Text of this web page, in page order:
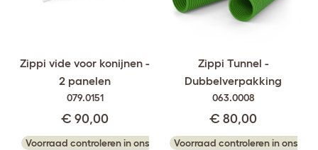
Zippi vide voor konijnen -
2 panelen
079.0151
€ 90,00
Voorraad controleren in ons
Zippi Tunnel -
Dubbelverpakking
063.0008
€ 80,00
Voorraad controleren in ons